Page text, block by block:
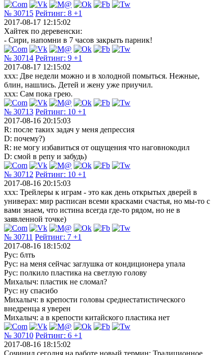
№ 30715 Рейтинг: 8 +1
2017-08-17 12:15:02
Хайтек по деревенски:
- Сири, напомни в 7 часов закрыть парник!
№ 30714 Рейтинг: 9 +1
2017-08-17 12:15:02
xxx: Две недели можно и в холодной помыться. Нежные,
блин, нашлись. Детей и жену уже приучил.
xxx: Сам пока грею.
№ 30713 Рейтинг: 10 +1
2017-08-16 20:15:03
R: после таких задач у меня депрессия
D: почему?)
R: не могу избавиться от ощущения что наговнокодил
D: смой в репу и забудь)
№ 30712 Рейтинг: 10 +1
2017-08-16 20:15:03
xxx: Трейлеры к играм - это как день открытых дверей в
универах: мир расписан всеми красками счастья, но мы-то с
вами знаем, что истина всегда где-то рядом, но не в
заявленной точке)
№ 30711 Рейтинг: 7 +1
2017-08-16 18:15:02
Рус: блть
Рус: на меня сейчас заглушка от кондиционера упала
Рус: полкило пластика на светлую голову
Михалыч: пластик не сломал?
Рус: ну спасибо
Михалыч: в крепости головы среднестатистического
внедренца я уверен
Михалыч: а в крепости китайского пластика нет
№ 30710 Рейтинг: 6 +1
2017-08-16 18:15:02
Сочинил сегодня на работе новый термин: Традиционное